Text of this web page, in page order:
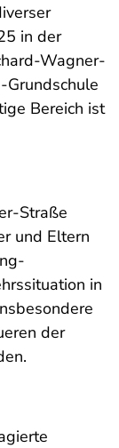
in der
Wagner-
Bereich ist
Straße
und Eltern
in
der